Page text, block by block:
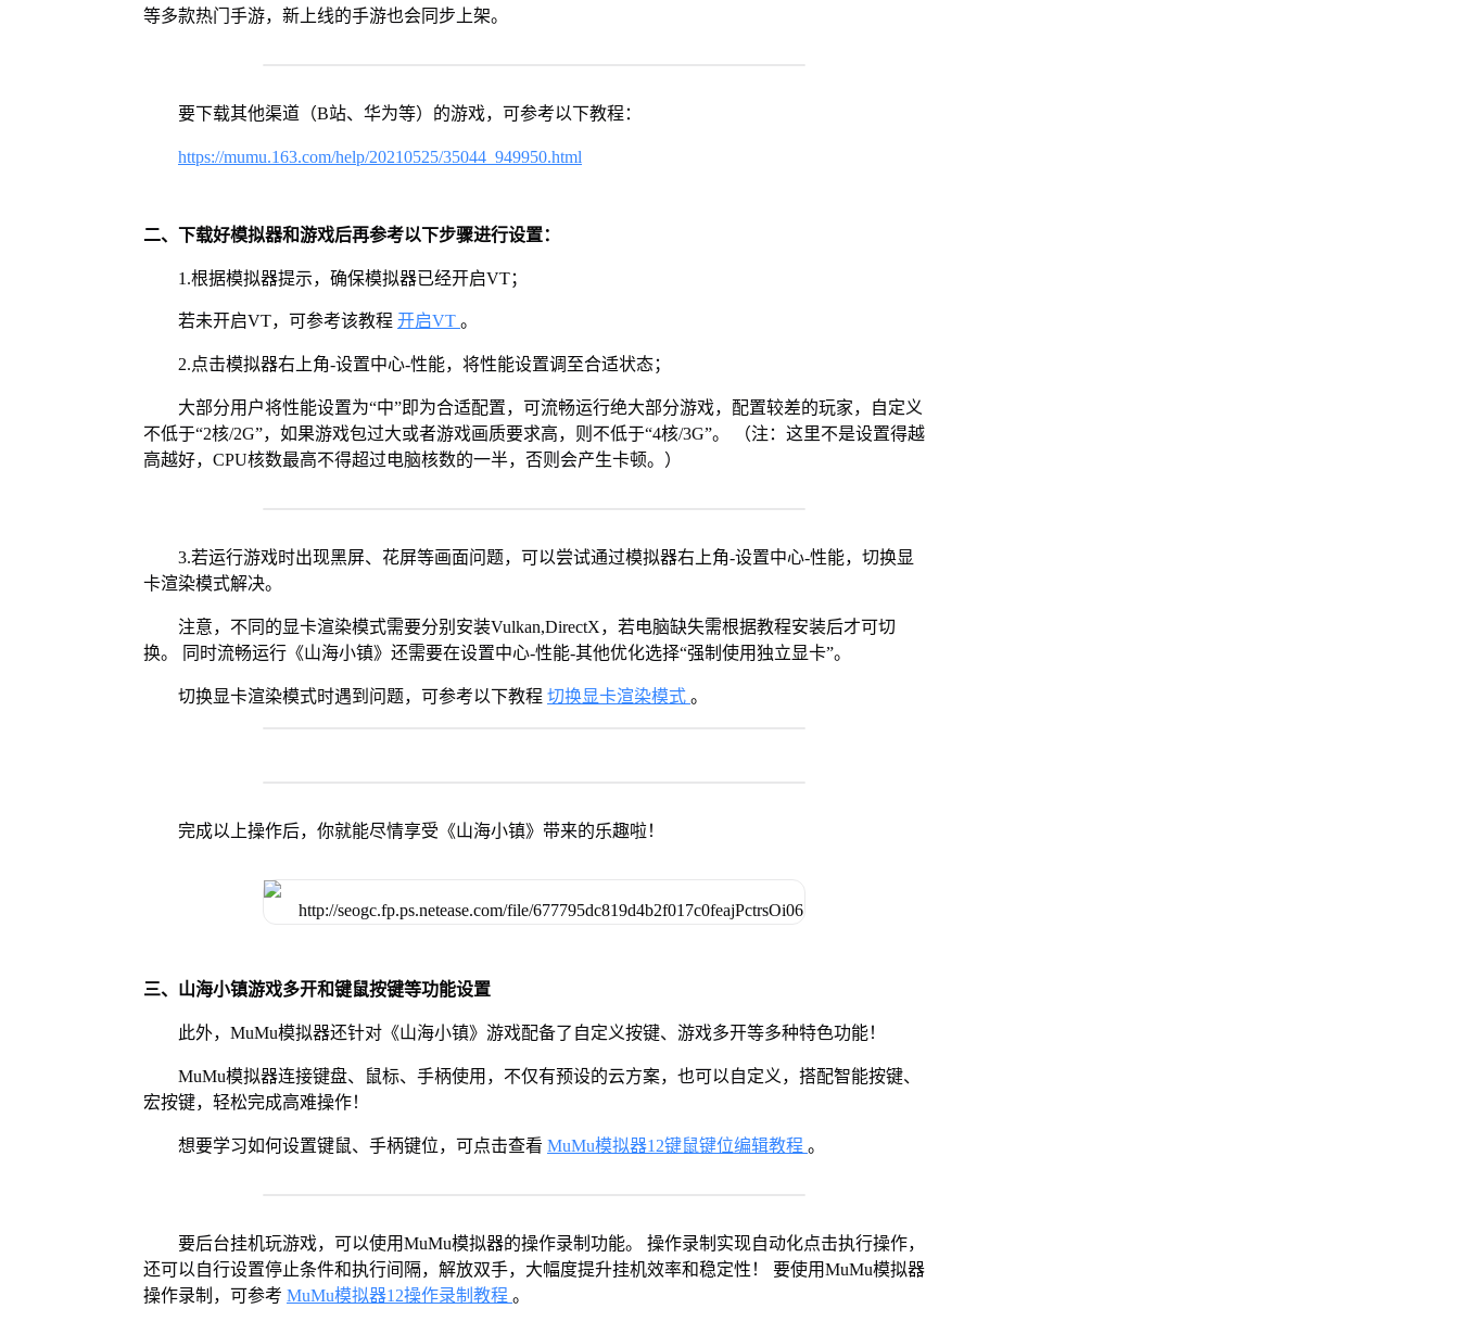
等多款热门手游，新上线的手游也会同步上架。
要下载其他渠道（B站、华为等）的游戏，可参考以下教程：
https://mumu.163.com/help/20210525/35044_949950.html
二、下载好模拟器和游戏后再参考以下步骤进行设置：
1.根据模拟器提示，确保模拟器已经开启VT；
若未开启VT，可参考该教程 开启VT 。
2.点击模拟器右上角-设置中心-性能，将性能设置调至合适状态；
大部分用户将性能设置为“中”即为合适配置，可流畅运行绝大部分游戏，配置较差的玩家，自定义
不低于“2核/2G”，如果游戏包过大或者游戏画质要求高，则不低于“4核/3G”。 （注：这里不是设置得越
高越好，CPU核数最高不得超过电脑核数的一半，否则会产生卡顿。）
3.若运行游戏时出现黑屏、花屏等画面问题，可以尝试通过模拟器右上角-设置中心-性能，切换显
卡渲染模式解决。
注意，不同的显卡渲染模式需要分别安装Vulkan,DirectX，若电脑缺失需根据教程安装后才可切
换。 同时流畅运行《山海小镇》还需要在设置中心-性能-其他优化选择“强制使用独立显卡”。
切换显卡渲染模式时遇到问题，可参考以下教程 切换显卡渲染模式 。
完成以上操作后，你就能尽情享受《山海小镇》带来的乐趣啦！
三、山海小镇游戏多开和键鼠按键等功能设置
此外，MuMu模拟器还针对《山海小镇》游戏配备了自定义按键、游戏多开等多种特色功能！
MuMu模拟器连接键盘、鼠标、手柄使用，不仅有预设的云方案，也可以自定义，搭配智能按键、
宏按键，轻松完成高难操作！
想要学习如何设置键鼠、手柄键位，可点击查看 MuMu模拟器12键鼠键位编辑教程 。
要后台挂机玩游戏，可以使用MuMu模拟器的操作录制功能。 操作录制实现自动化点击执行操作，
还可以自行设置停止条件和执行间隔，解放双手，大幅度提升挂机效率和稳定性！ 要使用MuMu模拟器
操作录制，可参考 MuMu模拟器12操作录制教程 。